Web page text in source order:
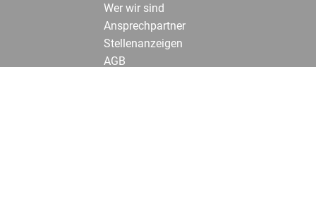
Wer wir sind
Ansprechpartner
Stellenanzeigen
AGB